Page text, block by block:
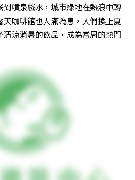
到噴泉戲水，城市綠地在熱浪中轉
咖啡館也人滿為患，人們換上夏
涼消暑的飲品，成為當周的熱門